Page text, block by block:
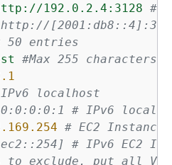
192.0.2.4:3128
50 entries
#Max 255 characters
.1
localhost
# IPv6
.169 .254 # EC2 Instance
# IPv6 EC2
to exclude, put all